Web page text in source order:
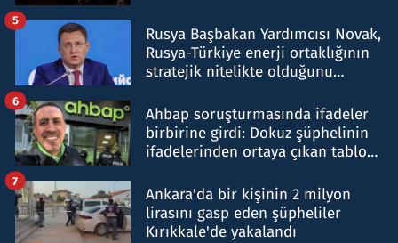
Rusya Başbakan Yardımcısı Novak,
Rusya-Türkiye enerji ortaklığının
stratejik nitelikte olduğunu
5
Ahbap soruşturmasında ifadeler
birbirine girdi: Dokuz şüphelinin
ifadelerinden ortaya çıkan tablo
6
Ankara'da bir kişinin 2 milyon
lirasını gasp eden şüpheliler
Kırıkkale'de yakalandı
7